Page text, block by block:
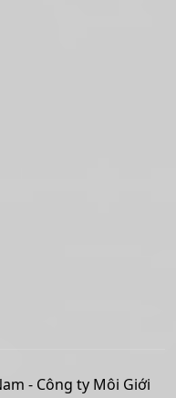
- Công ty Môi Giới